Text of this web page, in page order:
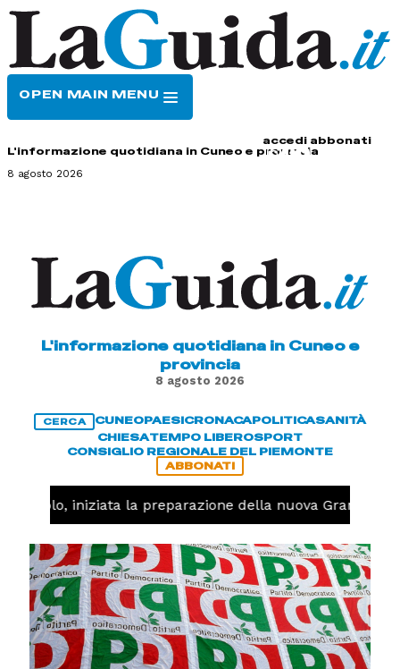
OPEN MAIN MENU
accedi abbonati
L'informazione quotidiana in Cuneo e provincia
8 agosto 2026
L'informazione quotidiana in Cuneo e
provincia
8 agosto 2026
CERCA CUNEOPAESICRONACAPOLITICASANITÀ
CHIESATEMPO LIBEROSPORT
CONSIGLIO REGIONALE DEL PIEMONTE
ABBONATI
iniziata la preparazione della nuova Granda